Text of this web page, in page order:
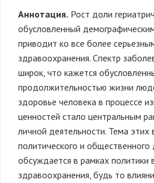
Аннотация. Рост доли
обусловленный
приводит ко все более
здравоохранения. Спектр
широк, что кажется
продолжительностью жизни
здоровье человека в процессе
ценностей стало центральным
личной деятельности. Тема этих
политического и общественного
обсуждается в рамках политики
здравоохранения, будь то